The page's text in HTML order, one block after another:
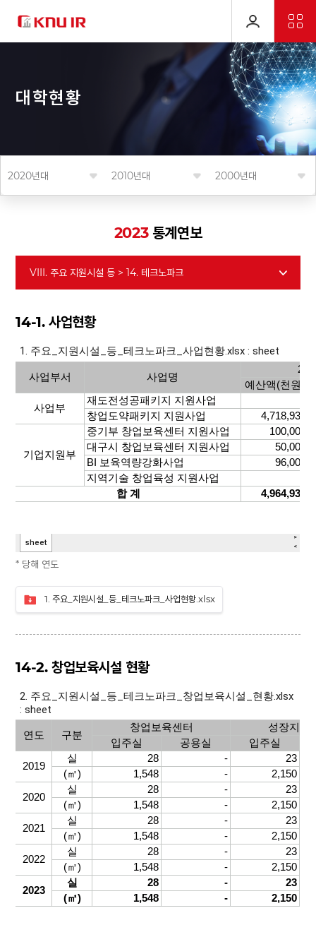
대 학현황
2020년대 2010년대 2000년대
2023통계연보
VIII. 주요 지원시설 등 > 14. 테크노파크
14-1. 사업현황
* 당해 연도
1. 주요_지원시설_등_테크노파크_사업현황.xlsx
14-2. 창업보육시설 현황